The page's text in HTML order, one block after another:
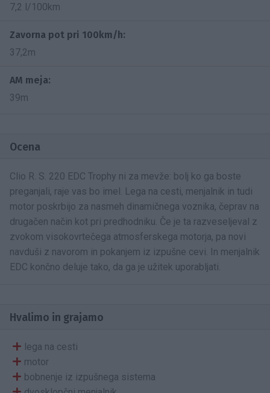
7,2 l/100km
Zavorna pot pri 100km/h:
37,2m
AM meja:
39m
Ocena
Clio R. S. 220 EDC Trophy ni za mevže: bolj ko ga boste
preganjali, raje vas bo imel. Lega na cesti, menjalnik in tudi
motor poskrbijo za nasmeh dinamičnega voznika, čeprav na
drugačen način kot pri predhodniku. Če je ta razveseljeval z
zvokom visokovrtečega atmosferskega motorja, pa novi
navduši z navorom in pokanjem iz izpušne cevi. In menjalnik
EDC končno deluje tako, da ga je užitek uporabljati.
Hvalimo in grajamo
lega na cesti
motor
bobnenje iz izpušnega sistema